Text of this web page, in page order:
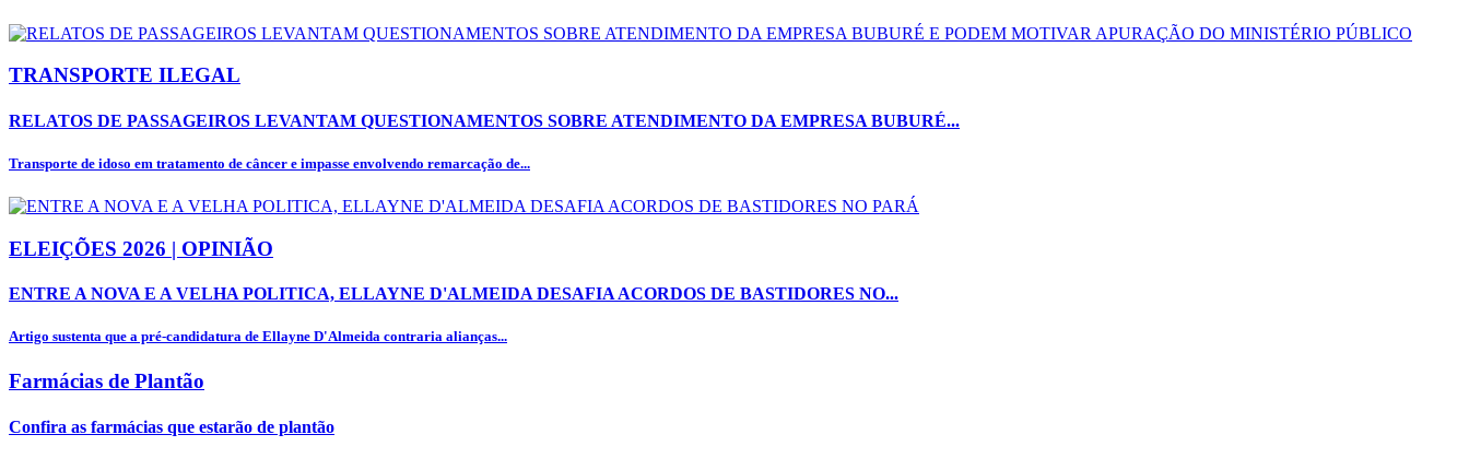
TRANSPORTE ILEGAL
RELATOS DE PASSAGEIROS LEVANTAM QUESTIONAMENTOS SOBRE ATENDIMENTO DA EMPRESA BUBURÉ...
Transporte de idoso em tratamento de câncer e impasse envolvendo remarcação de...
ELEIÇÕES 2026 | OPINIÃO
ENTRE A NOVA E A VELHA POLITICA, ELLAYNE D'ALMEIDA DESAFIA ACORDOS DE BASTIDORES NO...
Artigo sustenta que a pré-candidatura de Ellayne D'Almeida contraria alianças...
Farmácias de Plantão
Confira as farmácias que estarão de plantão